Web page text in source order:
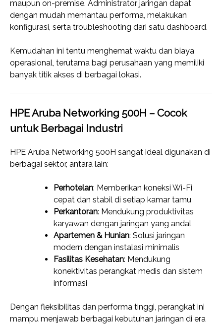
maupun on-premise. Administrator jaringan dapat
dengan mudah memantau performa, melakukan
konfigurasi, serta troubleshooting dari satu dashboard.
Kemudahan ini tentu menghemat waktu dan biaya
operasional, terutama bagi perusahaan yang memiliki
banyak titik akses di berbagai lokasi.
HPE Aruba Networking 500H – Cocok
untuk Berbagai Industri
HPE Aruba Networking 500H sangat ideal digunakan di
berbagai sektor, antara lain:
Perhotelan: Memberikan koneksi Wi-Fi
cepat dan stabil di setiap kamar tamu
Perkantoran: Mendukung produktivitas
karyawan dengan jaringan yang andal
Apartemen & Hunian: Solusi jaringan
modern dengan instalasi minimalis
Fasilitas Kesehatan: Mendukung
konektivitas perangkat medis dan sistem
informasi
Dengan fleksibilitas dan performa tinggi, perangkat ini
mampu menjawab berbagai kebutuhan jaringan di era